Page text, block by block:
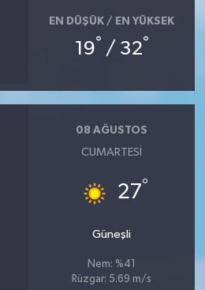
EN DÜŞÜK / EN YÜKSEK
19° / 32°
08 AĞUSTOS
CUMARTESI
27°
Güneşli
Nem: %41
Rüzgar: 5.69 m/s